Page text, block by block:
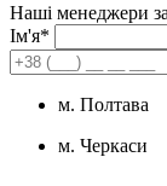
Наші менеджери
Iм'я*
м. Полтава
м. Черкаси